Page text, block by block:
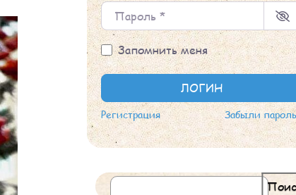
Пароль
Запомнить меня
ЛОГИН
Регистрация Забыли